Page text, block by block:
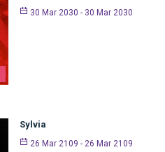
30 Mar 2030 - 30 Mar 2030
Sylvia
26 Mar 2109 - 26 Mar 2109